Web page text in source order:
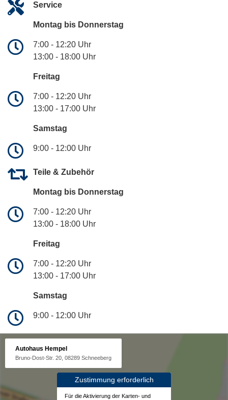
Service
Montag bis Donnerstag
7:00 - 12:20 Uhr
13:00 - 18:00 Uhr
Freitag
7:00 - 12:20 Uhr
13:00 - 17:00 Uhr
Samstag
9:00 - 12:00 Uhr
Teile & Zubehör
Montag bis Donnerstag
7:00 - 12:20 Uhr
13:00 - 18:00 Uhr
Freitag
7:00 - 12:20 Uhr
13:00 - 17:00 Uhr
Samstag
9:00 - 12:00 Uhr
Autohaus Hempel
Bruno-Dost-Str. 20, 08289 Schneeberg
Zustimmung erforderlich
Für die Aktivierung der Karten- und